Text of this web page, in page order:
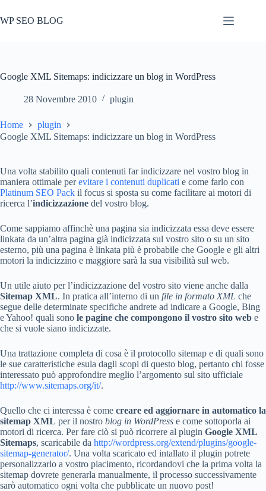
al
contenuto
WP SEO BLOG
Google XML Sitemaps: indicizzare un blog in WordPress
28 Novembre 2010 plugin
Home
plugin
Google XML Sitemaps: indicizzare un blog in WordPress
Una volta stabilito quali contenuti far indicizzare nel vostro blog in
maniera ottimale perevitare i contenuti duplicati e come farlo con
Platinum SEO Pack il focus si sposta su come facilitare ai motori di
ricerca l’indicizzazione del vostro blog.
Come sappiamo affinchè una pagina sia indicizzata essa deve essere
linkata da un’altra pagina già indicizzata sul vostro sito o su un sito
esterno, più una pagina è linkata più è probabile che Google e gli altri
motori la indicizzino e maggiore sarà la sua visibilità sul web.
Un utile aiuto per l’indicizzazione del vostro sito viene anche dalla
Sitemap XML. In pratica all’interno di un file in formato XML che
segue delle determinate specifiche andrete ad indicare a Google, Bing
e Yahoo! quali sono le pagine che compongono il vostro sito web e
che si vuole siano indicizzate.
Una trattazione completa di cosa è il protocollo sitemap e di quali sono
le sue caratteristiche esula dagli scopi di questo blog, pertanto chi fosse
interessato può approfondire meglio l’argomento sul sito ufficiale
http://www.sitemaps.org/it/.
Quello che ci interessa è come creare ed aggiornare in automatico la
sitemap XML per il nostro blog in WordPress e come sottoporla ai
motori di ricerca. Per fare ciò si può ricorrere al plugin Google XML
Sitemaps, scaricabile da http://wordpress.org/extend/plugins/google-
sitemap-generator/. Una volta scaricato ed intallato il plugin potrete
personalizzarlo a vostro piacimento, ricordandovi che la prima volta la
sitemap dovrete generarla manualmente, il processo successivamente
sarò automatico ogni volta che pubblicate un nuovo post!